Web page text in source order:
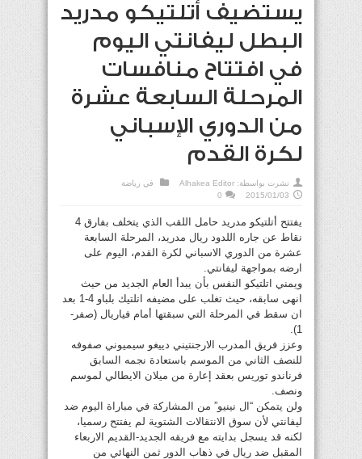
يستضيف أتلتيكو مدريد
البطل ليفانتي اليوم
في افتتاح منافسات
المرحلة السابعة عشرة
من الدوري الإسباني
لكرة القدم
نشرت بواسطة: Alhakea Editor في رياضة
2015/01/03
0
يفتتح أتلتيكو مدريد حامل اللقب الذي يتخلف بفارق 4
نقاط عن جاره اللدود ريال مدريد، المرحلة السابعة
عشرة من الدوري الاسباني لكرة القدم، اليوم على
ارضه بمواجهة ليفانتي.
ويمني اتلتيكو النفس بأن يبدأ العام الجديد من حيث
انهى سابقه، حيث تغلب على مضيفه اتلتيك بلباو 4-1 بعد
ان سقط في المرحلة التي سبقتها أمام فياريال (صفر-
1).
وعزز فريق المدرب الارجنتيني دييغو سيميوني صفوفه
للنصف الثاني من الموسم باستعادة نجمه السابق
فرناندو توريس بعقد إعارة من ميلان الايطالي لموسم
ونصف.
ولن يتمكن “ال نينيو” من المشاركة في مباراة اليوم ضد
ليفانتي لأن سوق الانتقالات الشتوية لم يفتتح رسميا،
لكنه قد يسجل بدايته مع فريقه الجديد-القديم الاربعاء
المقبل ضد ريال في ذهاب الدور ثمن النهائي من